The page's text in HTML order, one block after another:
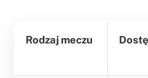
Rodzaj meczu